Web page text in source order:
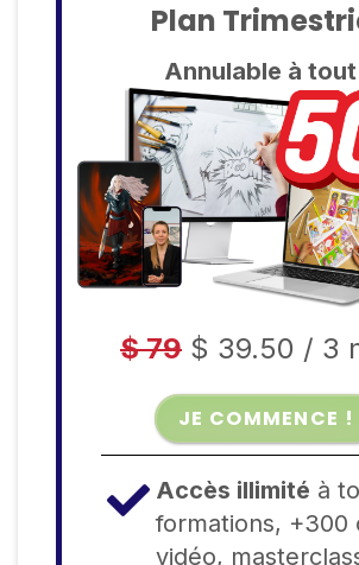
Plan
Annulable à
$ 79 $ 39.50 / 3
JE COMMENCE !
Accès illimité à
formations, +300
vidéo,